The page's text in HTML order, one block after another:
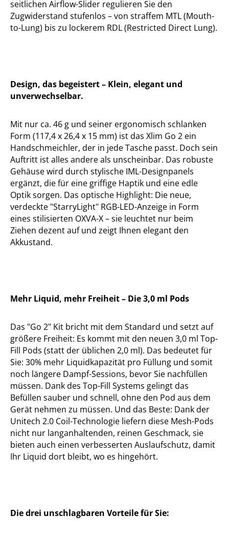
seitlichen Airflow-Slider regulieren Sie den
Zugwiderstand stufenlos – von straffem MTL (Mouth-
to-Lung) bis zu lockerem RDL (Restricted Direct Lung).
Design, das begeistert – Klein, elegant und
unverwechselbar.
Mit nur ca. 46 g und seiner ergonomisch schlanken
Form (117,4 x 26,4 x 15 mm) ist das Xlim Go 2 ein
Handschmeichler, der in jede Tasche passt. Doch sein
Auftritt ist alles andere als unscheinbar. Das robuste
Gehäuse wird durch stylische IML-Designpanels
ergänzt, die für eine griffige Haptik und eine edle
Optik sorgen. Das optische Highlight: Die neue,
verdeckte "StarryLight" RGB-LED-Anzeige in Form
eines stilisierten OXVA-X – sie leuchtet nur beim
Ziehen dezent auf und zeigt Ihnen elegant den
Akkustand.
Mehr Liquid, mehr Freiheit – Die 3,0 ml Pods
Das "Go 2" Kit bricht mit dem Standard und setzt auf
größere Freiheit: Es kommt mit den neuen 3,0 ml Top-
Fill Pods (statt der üblichen 2,0 ml). Das bedeutet für
Sie: 30% mehr Liquidkapazität pro Füllung und somit
noch längere Dampf-Sessions, bevor Sie nachfüllen
müssen. Dank des Top-Fill Systems gelingt das
Befüllen sauber und schnell, ohne den Pod aus dem
Gerät nehmen zu müssen. Und das Beste: Dank der
Unitech 2.0 Coil-Technologie liefern diese Mesh-Pods
nicht nur langanhaltenden, reinen Geschmack, sie
bieten auch einen verbesserten Auslaufschutz, damit
Ihr Liquid dort bleibt, wo es hingehört.
Die drei unschlagbaren Vorteile für Sie: